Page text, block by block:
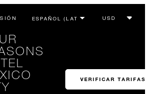
VERIFICAR TARIFAS